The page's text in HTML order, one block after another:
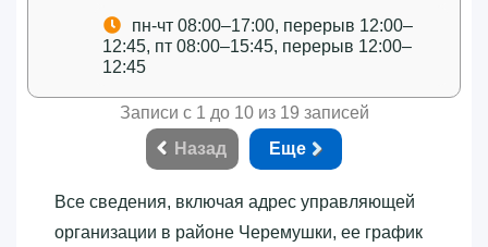
пн-чт 08:00–17:00, перерыв 12:00–
12:45, пт 08:00–15:45, перерыв 12:00–
12:45
Записи с 1 до 10 из 19 записей
Назад
Еще
Все сведения, включая адрес управляющей
организации в районе Черемушки, ее график